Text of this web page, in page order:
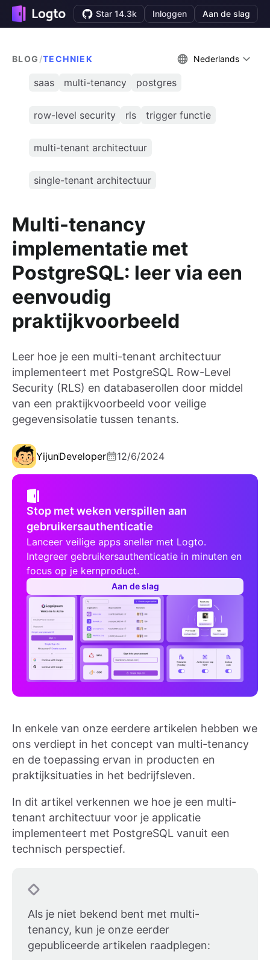
Star 14.3k Inloggen Aan de slag
BLOG /TECHNIEK Nederlands
saas multi-tenancy postgres
row-level security rls trigger functie
multi-tenant architectuur
single-tenant architectuur
Multi-tenancy
implementatie met
PostgreSQL: leer via een
eenvoudig
praktijkvoorbeeld
Leer hoe je een multi-tenant architectuur
implementeert met PostgreSQL Row-Level
Security (RLS) en databaserollen door middel
van een praktijkvoorbeeld voor veilige
gegevensisolatie tussen tenants.
YijunDeveloper 12/6/2024
Stop met weken verspillen aan
gebruikersauthenticatie
Lanceer veilige apps sneller met Logto.
Integreer gebruikersauthenticatie in minuten en
focus op je kernproduct.
Aan de slag
In enkele van onze eerdere artikelen hebben we
ons verdiept in het concept van multi-tenancy
en de toepassing ervan in producten en
praktijksituaties in het bedrijfsleven.
In dit artikel verkennen we hoe je een multi-
tenant architectuur voor je applicatie
implementeert met PostgreSQL vanuit een
technisch perspectief.
Als je niet bekend bent met multi-
tenancy, kun je onze eerder
gepubliceerde artikelen raadplegen: